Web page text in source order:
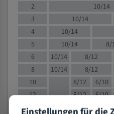
2
10/14
3
10/14
4
10/14
5
10/14 8/
6
10/14 8/12
8
10/14 8/12
10
8/12 6/10
12
8/12 6/10
15
8/12 6/10